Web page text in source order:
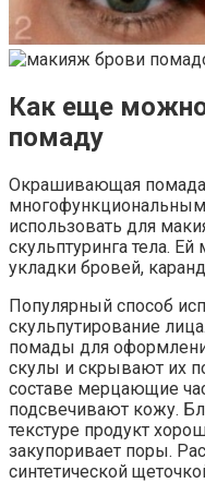
Как еще
помаду
Окрашивающая помада
использовать для
скульптуринга тела.
укладки бровей,
Популярный способ
скульпутирование
помады для
скулы и скрывают их
составе мерцающие
подсвечивают кожу.
текстуре продукт
закупоривает поры.
синтетической